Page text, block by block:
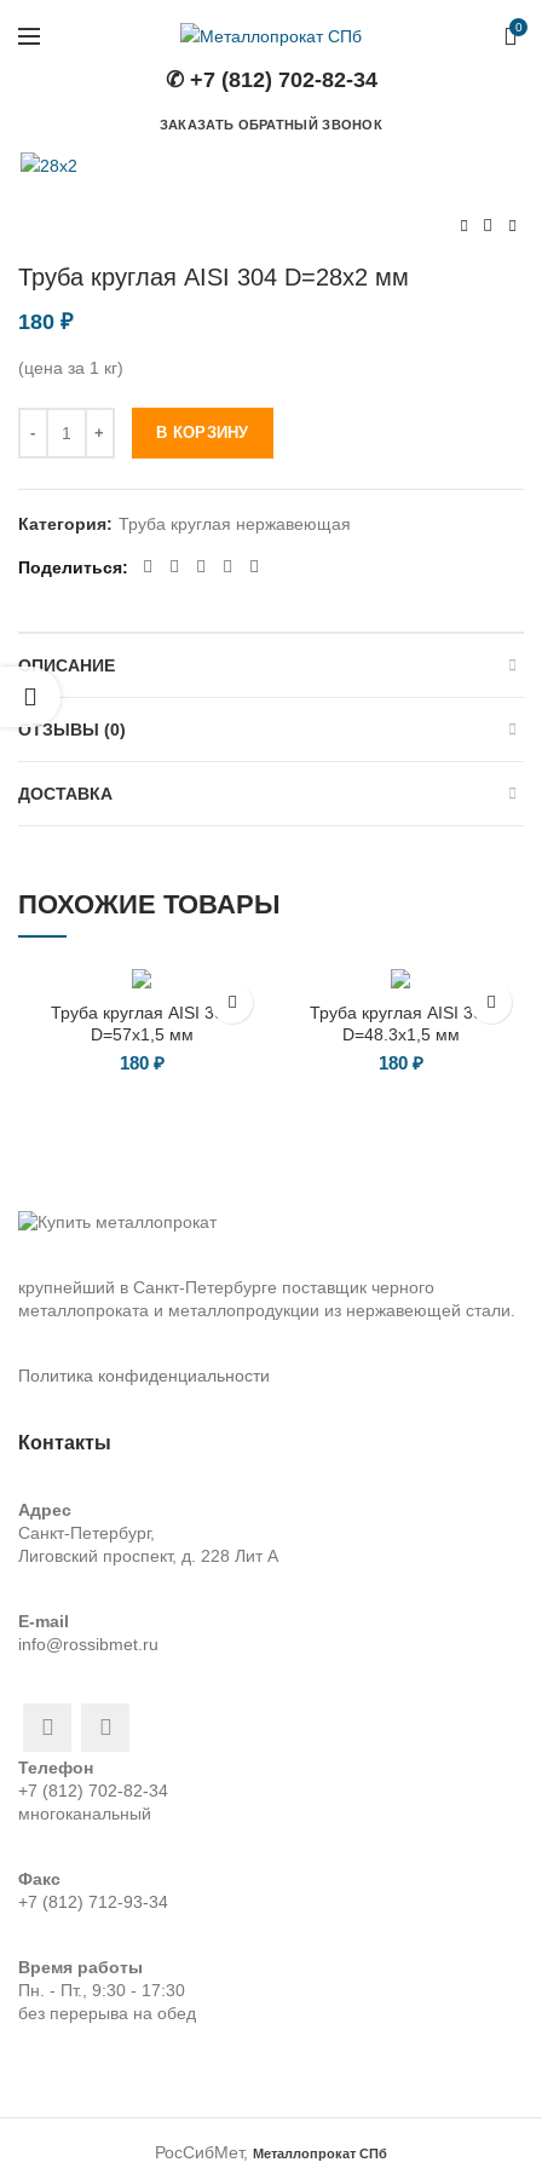
0
✆ +7 (812) 702-82-34
ЗАКАЗАТЬ ОБРАТНЫЙ ЗВОНОК
Труба круглая AISI 304 D=28х2 мм
180 ₽
(цена за 1 кг)
В КОРЗИНУ
Категория: Труба круглая нержавеющая
Поделиться
ОПИСАНИЕ
ОТЗЫВЫ (0)
ДОСТАВКА
ПОХОЖИЕ ТОВАРЫ
Труба круглая AISI 304
D=57х1,5 мм
180 ₽
Труба круглая AISI 304
D=48.3х1,5 мм
180 ₽
крупнейший в Санкт-Петербурге поставщик черного
металлопроката и металлопродукции из нержавеющей стали.
Политика конфиденциальности
Контакты
Адрес
Санкт-Петербург,
Лиговский проспект, д. 228 Лит А
E-mail
info@rossibmet.ru
Телефон
+7 (812) 702-82-34
многоканальный
Факс
+7 (812) 712-93-34
Время работы
Пн. - Пт., 9:30 - 17:30
без перерыва на обед
РосСибМет, Металлопрокат СПб